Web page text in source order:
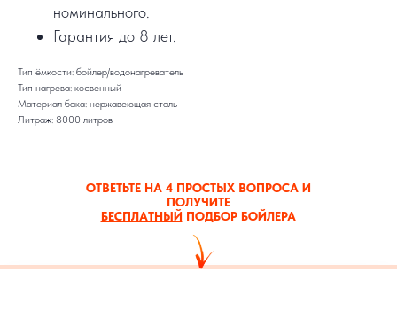
номинального.
Гарантия до 8 лет.
Тип ёмкости: бойлер/водонагреватель
Тип нагрева: косвенный
Материал бака: нержавеющая сталь
Литраж: 8000 литров
ОТВЕТЬТЕ НА 4 ПРОСТЫХ ВОПРОСА И
ПОЛУЧИТЕ
БЕСПЛАТНЫЙ ПОДБОР БОЙЛЕРА